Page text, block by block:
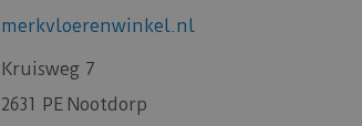
merkvloerenwinkel.nl
Kruisweg 7
2631 PE Nootdorp